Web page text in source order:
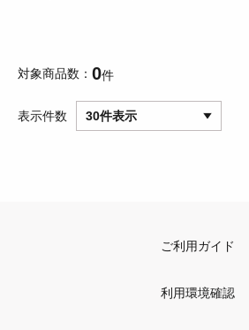
対象商品数 0件
表示件数 30件表示
ご利用ガイド
利用環境確認